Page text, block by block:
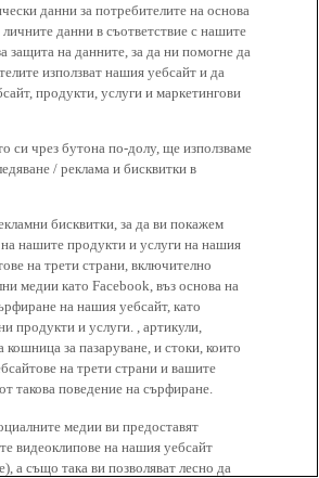
данни за потребителите на основа
данни в съответствие с нашите
защита на данните, за да ни помогне да
използват нашия уебсайт и да
продукти, услуги и маркетингови
си чрез бутона по-долу, ще използваме
/ реклама и бисквитки в
бисквитки, за да ви покажем
нашите продукти и услуги на нашия
на трети страни, включително
медии като Facebook, въз основа на
на нашия уебсайт, като
продукти и услуги. , артикули,
за пазаруване, и стоки, които
на трети страни и вашите
такова поведение на сърфиране.
медии ви предоставят
видеоклипове на нашия уебсайт
а също така ви позволяват лесно да